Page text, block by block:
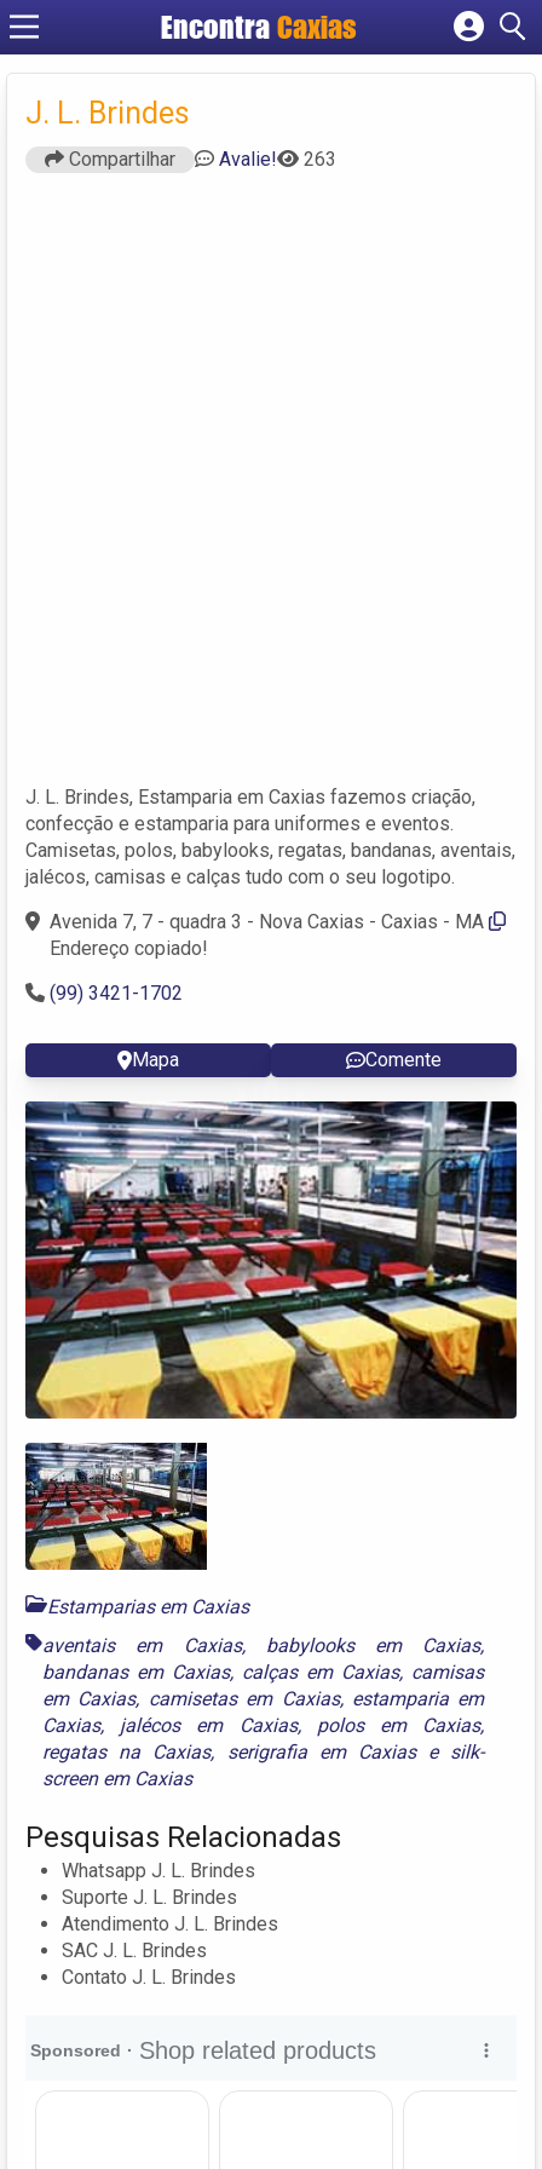
EncontraCaxias
Cadastrar empresa
J. L. Brindes
Compartilhar Avalie! 263
J. L. Brindes, Estamparia em Caxias fazemos criação,
confecção e estamparia para uniformes e eventos.
Camisetas, polos, babylooks, regatas, bandanas, aventais,
jalécos, camisas e calças tudo com o seu logotipo.
Avenida 7, 7 - quadra 3 - Nova Caxias - Caxias - MA
Endereço copiado!
(99) 3421-1702
Mapa Comente
Estamparias em Caxias
aventais em Caxias, babylooks em Caxias,
bandanas em Caxias, calças em Caxias, camisas
em Caxias, camisetas em Caxias, estamparia em
Caxias, jalécos em Caxias, polos em Caxias,
regatas na Caxias, serigrafia em Caxiase silk-
screen em Caxias
Pesquisas Relacionadas
Whatsapp J. L. Brindes
Suporte J. L. Brindes
Atendimento J. L. Brindes
SAC J. L. Brindes
Contato J. L. Brindes